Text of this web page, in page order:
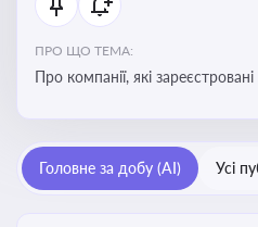
ПРО ЩО ТЕМА:
Про компанії, які
органами України щодо своїх
Головне за добу (AI) Усі